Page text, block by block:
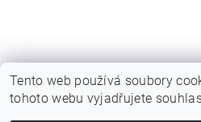
Katalogy Autogen Chotěboř
Tento web používá soubory
tohoto webu vyjadřujete